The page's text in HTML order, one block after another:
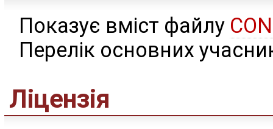
Показує вміст файлу
Перелік основних
Ліцензія